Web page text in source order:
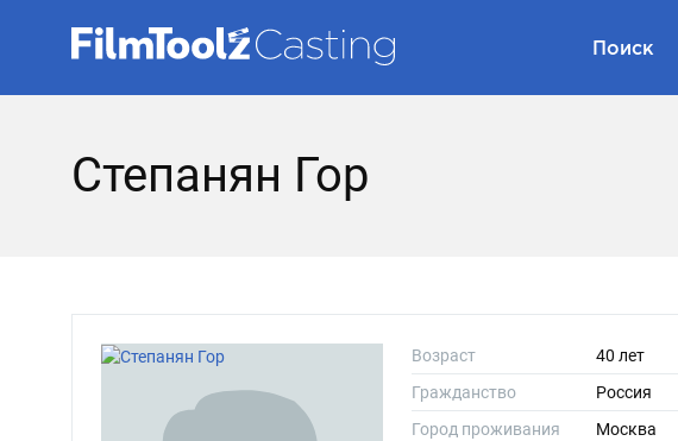
Поиск
Степанян Гор
Возраст
40 лет
Гражданство
Россия
Город проживания
Москва